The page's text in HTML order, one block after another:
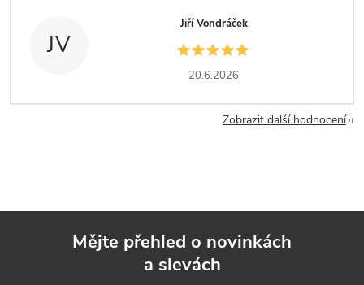
JV
Jiří Vondráček
20.6.2026
Zobrazit další hodnocení
Mějte přehled o novinkách
a slevách